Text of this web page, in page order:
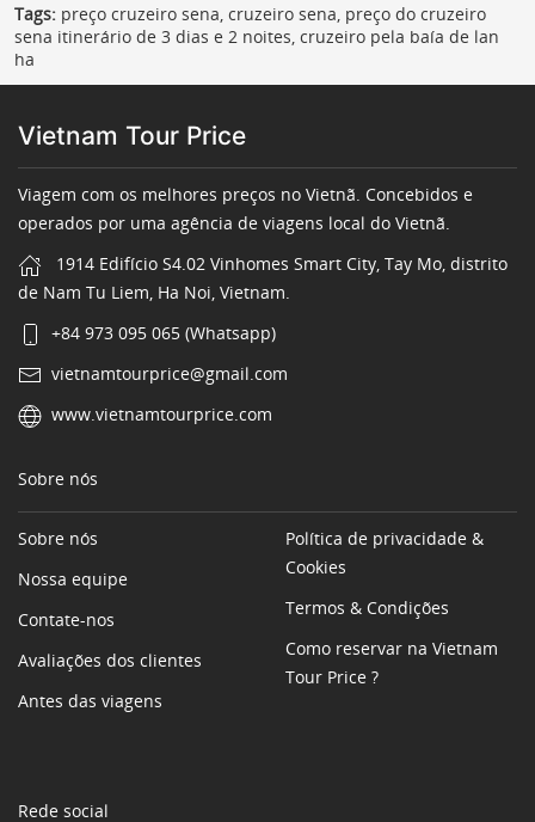
Tags: preço cruzeiro sena, cruzeiro sena, preço do cruzeiro
sena itinerário de 3 dias e 2 noites, cruzeiro pela baía de lan
ha
Vietnam Tour Price
Viagem com os melhores preços no Vietnã. Concebidos e
operados por uma agência de viagens local do Vietnã.
1914 Edifício S4.02 Vinhomes Smart City, Tay Mo, distrito
de Nam Tu Liem, Ha Noi, Vietnam.
+84 973 095 065 (Whatsapp)
vietnamtourprice@gmail.com
www.vietnamtourprice.com
Sobre nós
Sobre nós
Nossa equipe
Contate-nos
Avaliações dos clientes
Antes das viagens
Política de privacidade &
Cookies
Termos & Condições
Como reservar na Vietnam
Tour Price ?
Rede social